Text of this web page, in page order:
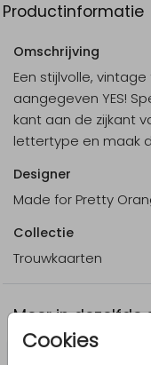
Cookies
Productinformatie
Omschrijving
Een stijlvolle,
aangegeven YES!
kant aan de zijkant
lettertype en maak
Designer
Made for Pretty
Collectie
Trouwkaarten
Meer in dezelfde